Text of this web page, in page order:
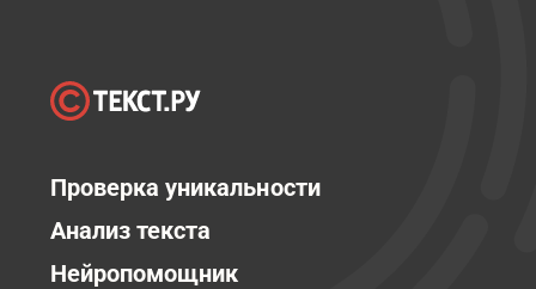
Проверка уникальности
Анализ текста
Нейропомощник